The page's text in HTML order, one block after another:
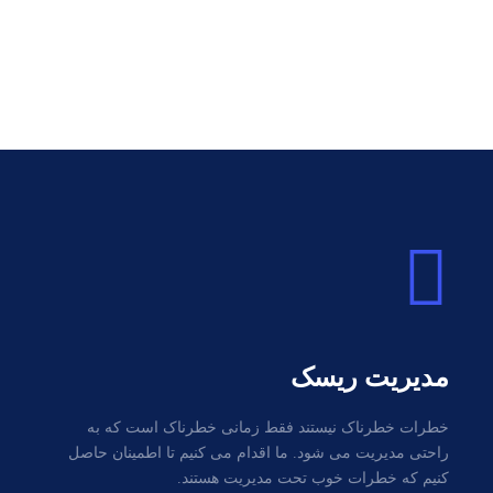
مدیریت ریسک
خطرات خطرناک نیستند فقط زمانی خطرناک است که به
راحتی مدیریت می شود. ما اقدام می کنیم تا اطمینان حاصل
کنیم که خطرات خوب تحت مدیریت هستند.